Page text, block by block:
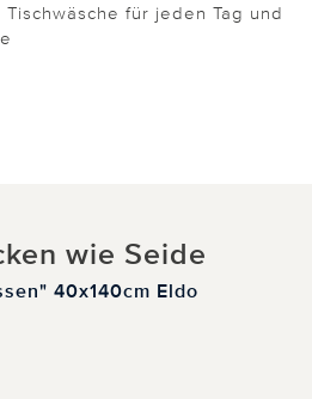
für jeden Tag und
wie Seide
40x140cm Eldo